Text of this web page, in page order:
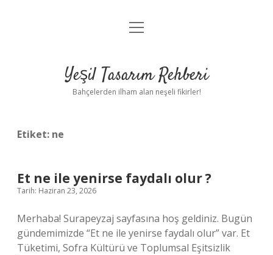
Anasayfa
Yasal Uyarı
menüyü
Yeşil Tasarım Rehberi
Bahçelerden ilham alan neşeli fikirler!
Etiket: ne
Et ne ile yenirse faydalı olur ?
Tarih: Haziran 23, 2026
Merhaba! Surapeyzaj sayfasına hoş geldiniz. Bugün
gündemimizde “Et ne ile yenirse faydalı olur” var. Et
Tüketimi, Sofra Kültürü ve Toplumsal Eşitsizlik